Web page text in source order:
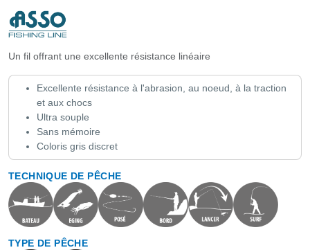
Un fil offrant une excellente résistance linéaire
Excellente résistance à l'abrasion, au noeud, à la traction
et aux chocs
Ultra souple
Sans mémoire
Coloris gris discret
TECHNIQUE DE PÊCHE
TYPE DE PÊCHE